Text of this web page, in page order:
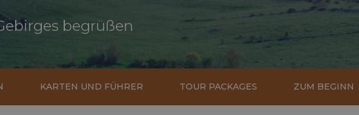
begrüßen
KARTEN UND FÜHRER TOUR PACKAGES ZUM BEGINN